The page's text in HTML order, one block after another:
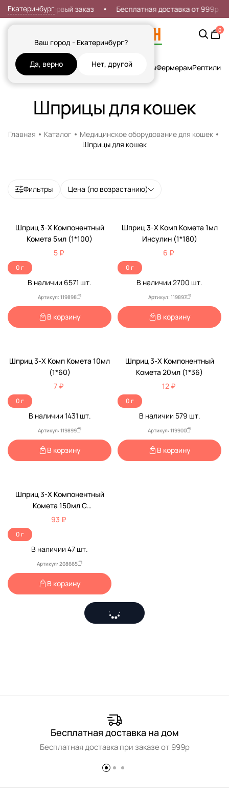
Екатеринбург
Ваш город - Екатеринбург?
Да, верно Нет, другой
Скидка 7% на первый заказ Бесплатная доставка от 999р
0
Кошки СобакиРыбы Грызуны и Хорьки ПтицыФермерамРептилии
Шприцы для кошек
Главная Каталог
Медицинское оборудование для кошек
Шприцы для кошек
Фильтры Цена (по возрастанию)
Шприц 3-Х Компонентный
Комета 5мл (1*100)
5 ₽
0 г
В наличии 6571 шт.
Артикул: 119898
В корзину
Шприц 3-Х Комп Комета 1мл
Инсулин (1*180)
6 ₽
0 г
В наличии 2700 шт.
Артикул: 119897
В корзину
Шприц 3-Х Комп Комета 10мл
(1*60)
7 ₽
0 г
В наличии 1431 шт.
Артикул: 119899
В корзину
Шприц 3-Х Компонентный
Комета 20мл (1*36)
12 ₽
0 г
В наличии 579 шт.
Артикул: 119900
В корзину
Шприц 3-Х Компонентный
Комета 150мл С
Наконечником Для
Катетерной Насадки
93 ₽
0 г
В наличии 47 шт.
Артикул: 208665
В корзину
Бесплатная доставка на дом
Бесплатная доставка при заказе от 999р